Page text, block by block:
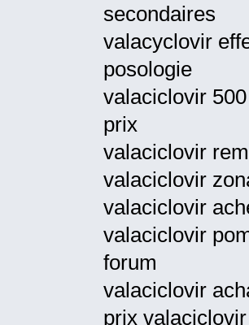
secondaires
valacyclovir
posologie
valaciclovir
prix
valaciclovir
valaciclovir
valaciclovir
valaciclovir
forum
valaciclovir
prix